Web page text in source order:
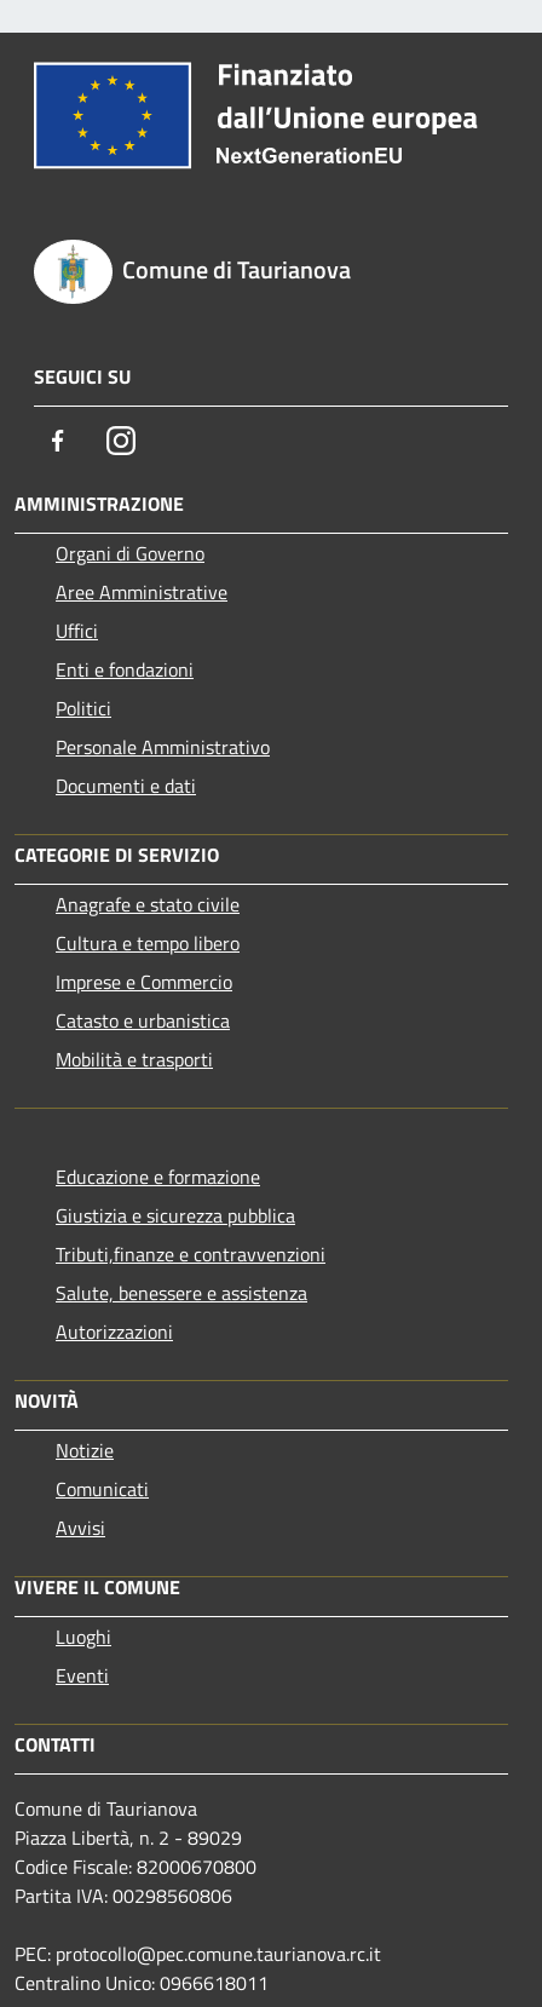
Comune di Taurianova
SEGUICI SU
FacebookInstagram
AMMINISTRAZIONE
Organi di Governo
Aree Amministrative
Uffici
Enti e fondazioni
Politici
Personale Amministrativo
Documenti e dati
CATEGORIE DI SERVIZIO
Anagrafe e stato civile
Cultura e tempo libero
Imprese e Commercio
Catasto e urbanistica
Mobilità e trasporti
Educazione e formazione
Giustizia e sicurezza pubblica
Tributi,finanze e contravvenzioni
Salute, benessere e assistenza
Autorizzazioni
NOVITÀ
Notizie
Comunicati
Avvisi
VIVERE IL COMUNE
Luoghi
Eventi
CONTATTI
Comune di Taurianova
Piazza Libertà, n. 2 - 89029
Codice Fiscale: 82000670800
Partita IVA: 00298560806
PEC: protocollo@pec.comune.taurianova.rc.it
Centralino Unico: 0966618011